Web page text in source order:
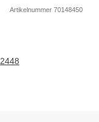
Artikelnummer 70148450
2448